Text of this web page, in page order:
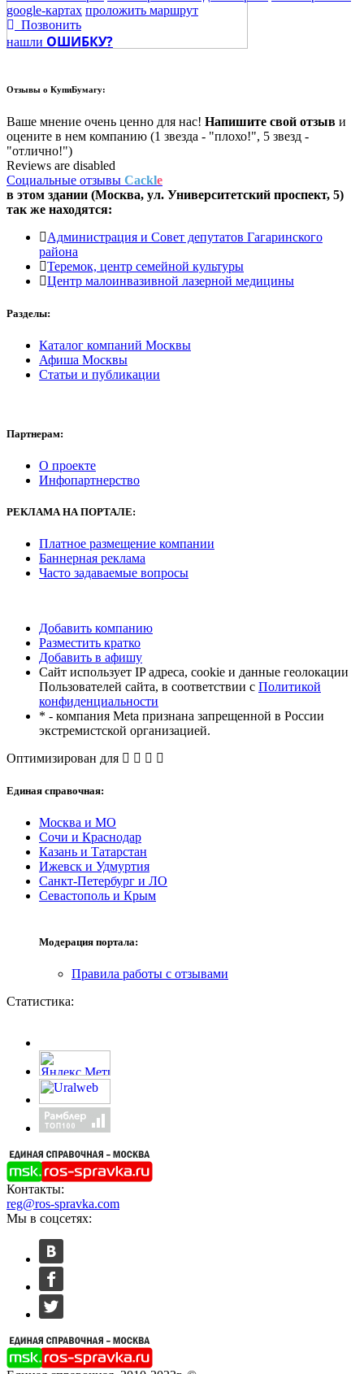
google-картах проложить маршрут
Позвонить
нашли ОШИБКУ?
Отзывы о КупиБумагу:
Ваше мнение очень ценно для нас! Напишите свой отзыв и
оцените в нем компанию (1 звезда - "плохо!", 5 звезд -
"отлично!")
Reviews are disabled
Социальные отзывы Cackle
в этом здании (Москва, ул. Университетский проспект, 5)
так же находятся:
Администрация и Совет депутатов Гагаринского
района
Теремок, центр семейной культуры
Центр малоинвазивной лазерной медицины
Разделы:
Каталог компаний Москвы
Афиша Москвы
Статьи и публикации
Партнерам:
О проекте
Инфопартнерство
РЕКЛАМАНА ПОРТАЛЕ:
Платное размещение компании
Баннерная реклама
Часто задаваемые вопросы
Добавить компанию
Разместить кратко
Добавить в афишу
Сайт использует IP адреса, cookie и данные геолокации
Пользователей сайта, в соответствии с Политикой
конфиденциальности
* - компания Meta признана запрещенной в России
экстремистской организацией.
Оптимизирован для
Единая справочная:
Москва и МО
Сочи и Краснодар
Казань и Татарстан
Ижевск и Удмуртия
Санкт-Петербург и ЛО
Севастополь и Крым
Модерация портала:
Правила работы с отзывами
Статистика:
Контакты:
reg@ros-spravka.com
Мы в соцсетях: